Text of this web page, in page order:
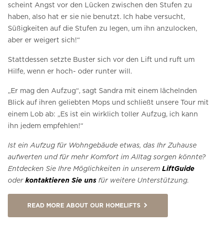
scheint Angst vor den Lücken zwischen den Stufen zu
haben, also hat er sie nie benutzt. Ich habe versucht,
Süßigkeiten auf die Stufen zu legen, um ihn anzulocken,
aber er weigert sich!“
Stattdessen setzte Buster sich vor den Lift und ruft um
Hilfe, wenn er hoch- oder runter will.
„Er mag den Aufzug“, sagt Sandra mit einem lächelnden
Blick auf ihren geliebten Mops und schließt unsere Tour mit
einem Lob ab: „Es ist ein wirklich toller Aufzug, ich kann
ihn jedem empfehlen!“
Ist ein Aufzug für Wohngebäude etwas, das Ihr Zuhause
aufwerten und für mehr Komfort im Alltag sorgen könnte?
Entdecken Sie Ihre Möglichkeiten in unserem LiftGuide
oder kontaktieren Sie uns für weitere Unterstützung.
READ MORE ABOUT OUR HOMELIFTS